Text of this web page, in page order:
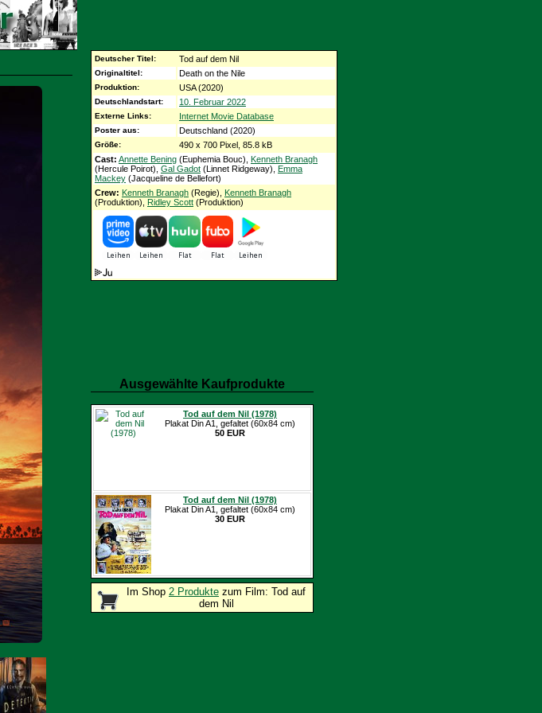
Deutscher Titel: Tod auf dem Nil
Originaltitel: Death on the Nile
Produktion: USA (2020)
Deutschlandstart: 10. Februar 2022
Externe Links: Internet Movie Database
Poster aus: Deutschland (2020)
Größe:
490 x 700 Pixel, 85.8 kB
Cast: Annette Bening (Euphemia Bouc), Kenneth Branagh
(Hercule Poirot), Gal Gadot (Linnet Ridgeway), Emma
Mackey (Jacqueline de Bellefort)
Crew: Kenneth Branagh (Regie), Kenneth Branagh
(Produktion), Ridley Scott (Produktion)
Ausgewählte Kaufprodukte
Tod auf dem Nil (1978)
Plakat Din A1, gefaltet (60x84 cm)
50 EUR
Tod auf dem Nil (1978)
Plakat Din A1, gefaltet (60x84 cm)
30 EUR
Im Shop 2 Produkte zum Film: Tod auf
dem Nil